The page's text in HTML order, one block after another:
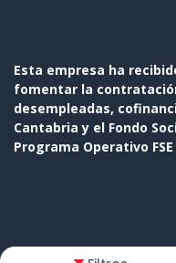
Esta empresa ha
fomentar la
desempleadas,
Cantabria y el Fondo
Programa Operativo